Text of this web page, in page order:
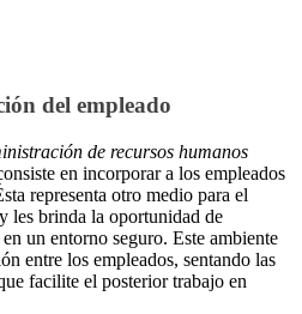
del empleado
de recursos humanos
en incorporar a los empleados
representa otro medio para el
les brinda la oportunidad de
un entorno seguro. Este ambiente
entre los empleados, sentando las
facilite el posterior trabajo en